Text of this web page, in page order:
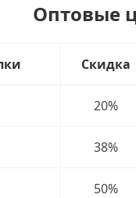
Оптовые
Скидка
20%
38%
50%